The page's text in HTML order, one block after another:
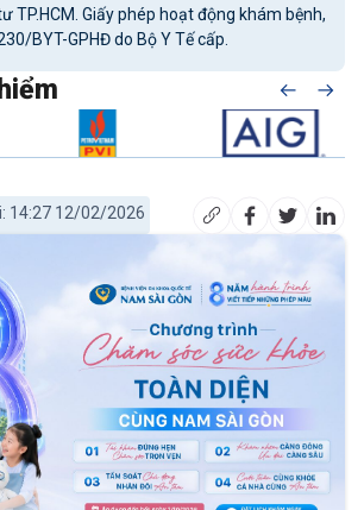
TP.HCM. Giấy phép hoạt động khám bệnh,
BYT-GPHĐ do Bộ Y Tế cấp.
14:27 12/02/2026